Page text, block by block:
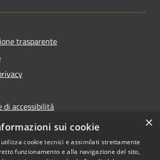
trasparente
di accessibilità
×
sui cookie
cookie tecnici e assimilati strettamente
funzionamento e alla navigazione del sito,